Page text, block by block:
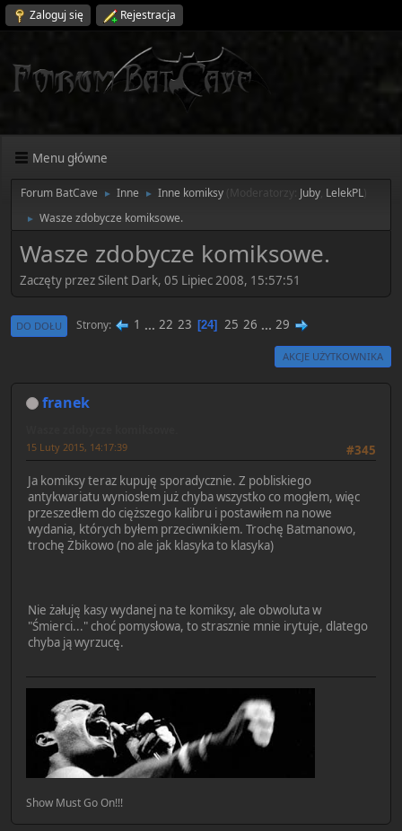
Zaloguj się Rejestracja
Menu główne
Forum BatCave ► Inne ► Inne komiksy (Moderatorzy: Juby, LelekPL)
► Wasze zdobycze komiksowe.
Wasze zdobycze komiksowe.
Zaczęty przez Silent Dark, 05 Lipiec 2008, 15:57:51
DO DOŁU Strony 1 ... 22 23 24 25 26 ... 29
AKCJE UŻYTKOWNIKA
franek
#345
15 Luty 2015, 14:17:39
Ja komiksy teraz kupuję sporadycznie. Z pobliskiego
antykwariatu wyniosłem już chyba wszystko co mogłem, więc
przeszedłem do cięższego kalibru i postawiłem na nowe
wydania, których byłem przeciwnikiem. Trochę Batmanowo,
trochę Żbikowo (no ale jak klasyka to klasyka)
Nie żałuję kasy wydanej na te komiksy, ale obwoluta w
"Śmierci..." choć pomysłowa, to strasznie mnie irytuje, dlatego
chyba ją wyrzucę.
Show Must Go On!!!